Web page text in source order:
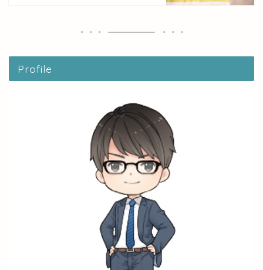
Profile